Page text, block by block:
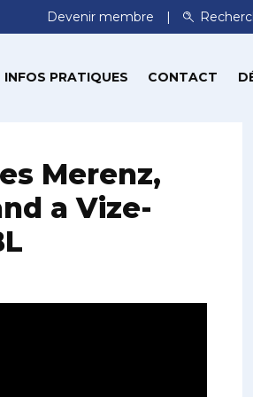
Devenir membre
INFOS PRATIQUES CONTACT
Merenz,
a Vize-